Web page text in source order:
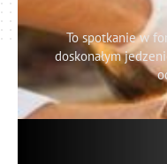
To spotkanie w
doskonałym